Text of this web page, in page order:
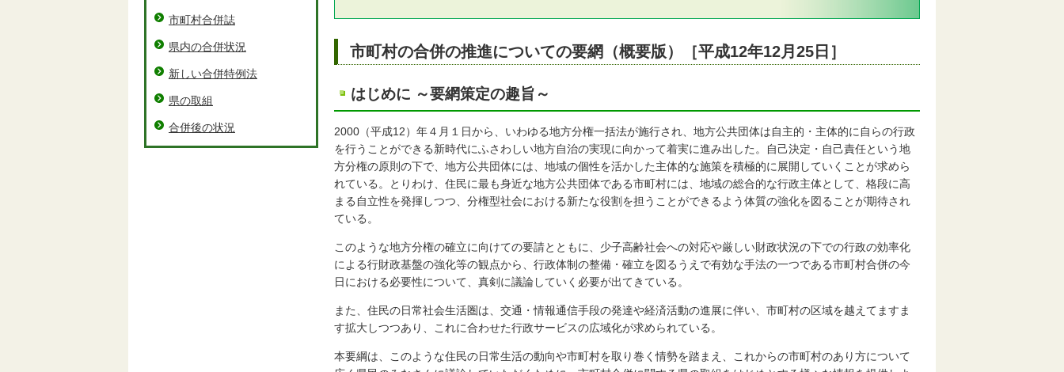
市町村の合併の推進についての要網（概要版）［平成12年12月25日］
はじめに ～要網策定の趣旨～
2000（平成12）年４月１日から、いわゆる地方分権一括法が施行され、地方公共団体は自主的・主体的に自らの行政
を行うことができる新時代にふさわしい地方自治の実現に向かって着実に進み出した。自己決定・自己責任という地
方分権の原則の下で、地方公共団体には、地域の個性を活かした主体的な施策を積極的に展開していくことが求めら
れている。とりわけ、住民に最も身近な地方公共団体である市町村には、地域の総合的な行政主体として、格段に高
まる自立性を発揮しつつ、分権型社会における新たな役割を担うことができるよう体質の強化を図ることが期待され
ている。
このような地方分権の確立に向けての要請とともに、少子高齢社会への対応や厳しい財政状況の下での行政の効率化
による行財政基盤の強化等の観点から、行政体制の整備・確立を図るうえで有効な手法の一つである市町村合併の今
日における必要性について、真剣に議論していく必要が出てきている。
また、住民の日常社会生活圏は、交通・情報通信手段の発達や経済活動の進展に伴い、市町村の区域を越えてますま
す拡大しつつあり、これに合わせた行政サービスの広域化が求められている。
本要綱は、このような住民の日常生活の動向や市町村を取り巻く情勢を踏まえ、これからの市町村のあり方について
市町村合併誌
県内の合併状況
新しい合併特例法
県の取組
合併後の状況